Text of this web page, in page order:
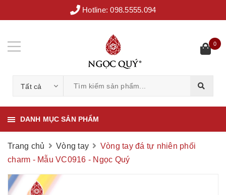
Hotline:098.5555.094
Tất cả
0
DANH MỤC SẢN PHẨM
Trang chủ Vòng tay
Vòng tay đá tự nhiên phối
charm - Mẫu VC0916 - Ngọc Quý